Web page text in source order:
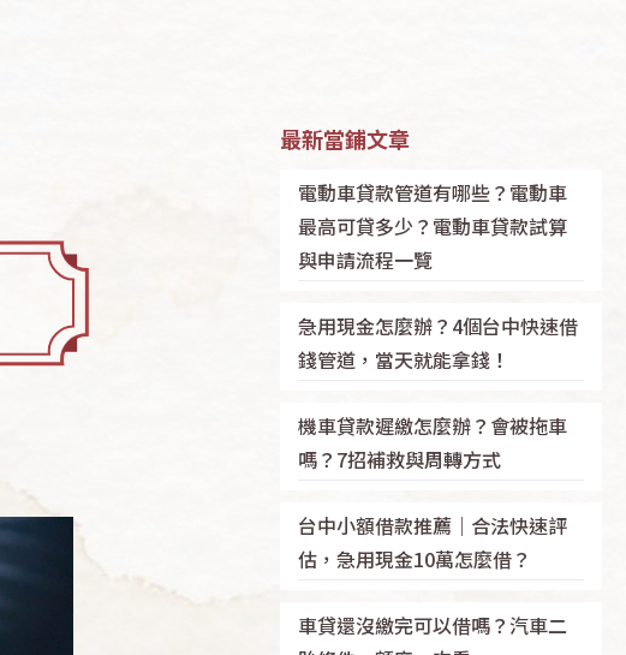
最新當鋪文章
電動車貸款管道有哪些？電動車
最高可貸多少？電動車貸款試算
與申請流程一覽
急用現金怎麼辦？4個台中快速借
錢管道，當天就能拿錢！
機車貸款遲繳怎麼辦？會被拖車
嗎？7招補救與周轉方式
台中小額借款推薦｜合法快速評
估，急用現金10萬怎麼借？
車貸還沒繳完可以借嗎？汽車二